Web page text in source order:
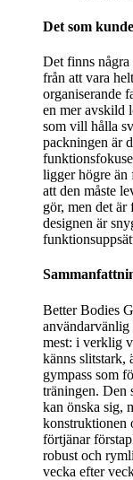
Det som
Det finns
från att vara
organiserande
en mer avskild
som vill hålla
packningen är
ligger högre än
att den måste
gör, men det är
designen är
Better Bodies
användarvänlig
mest: i verklig
känns slitstark,
gympass som
träningen. Den
kan önska sig,
konstruktionen
förtjänar
robust och
vecka efter